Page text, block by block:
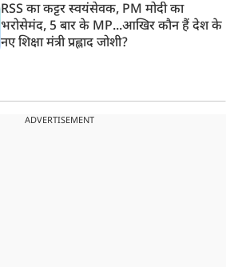
RSS का कट्टर स्वयंसेवक, PM मोदी का
भरोसेमंद, 5 बार के MP...आखिर कौन हैं देश के
नए शिक्षा मंत्री प्रह्लाद जोशी?
ADVERTISEMENT